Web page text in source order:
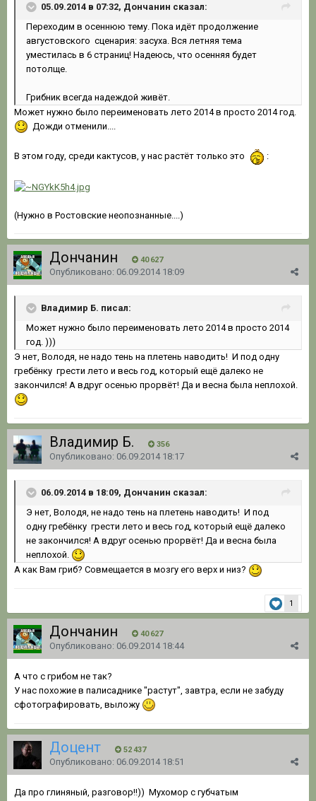
05.09.2014 в 07:32, Дончанин сказал:
Переходим в осеннюю тему. Пока идёт продолжение
августовского сценария: засуха. Вся летняя тема
уместилась в 6 страниц! Надеюсь, что осенняя будет
потолще.
Грибник всегда надеждой живёт.
Может нужно было переименовать лето 2014 в просто 2014 год.
Дожди отменили....
В этом году, среди кактусов, у нас растёт только это :
(Нужно в Ростовские неопознанные....)
Дончанин 40 627
Опубликовано: 06.09.2014 18:09
Владимир Б. писал:
Может нужно было переименовать лето 2014 в просто 2014
год. )))
Э нет, Володя, не надо тень на плетень наводить! И под одну
гребёнку грести лето и весь год, который ещё далеко не
закончился! А вдруг осенью прорвёт! Да и весна была неплохой.
Владимир Б. 356
Опубликовано: 06.09.2014 18:17
06.09.2014 в 18:09, Дончанин сказал:
Э нет, Володя, не надо тень на плетень наводить! И под
одну гребёнку грести лето и весь год, который ещё далеко
не закончился! А вдруг осенью прорвёт! Да и весна была
неплохой.
А как Вам гриб? Совмещается в мозгу его верх и низ?
1
Дончанин 40 627
Опубликовано: 06.09.2014 18:44
А что с грибом не так?
У нас похожие в палисаднике "растут", завтра, если не забуду
сфотографировать, выложу
Доцент 52 437
Опубликовано: 06.09.2014 18:51
Да про глиняный, разговор!!)) Мухомор с губчатым